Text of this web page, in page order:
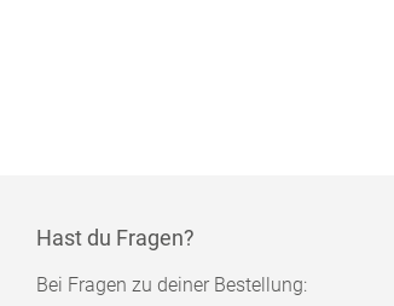
Hast du Fragen?
Bei Fragen zu deiner Bestellung: